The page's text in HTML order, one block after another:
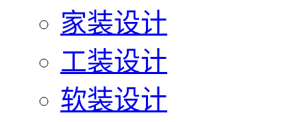
家装设计
工装设计
软装设计